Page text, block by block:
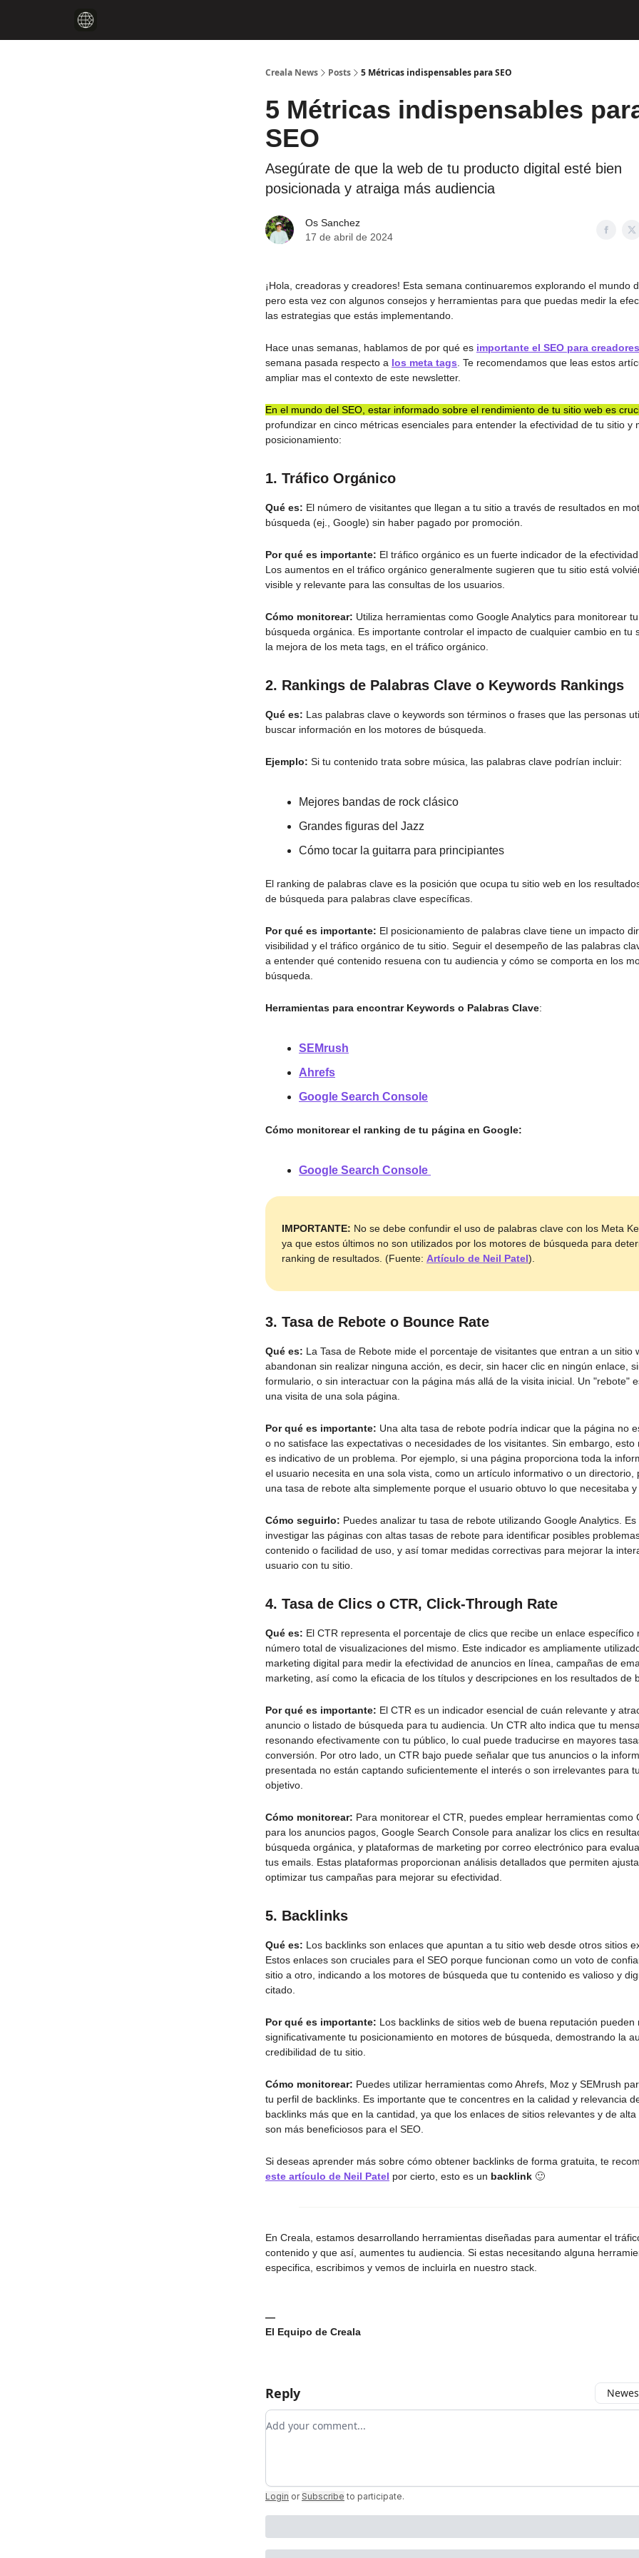
Creala News Posts 5 Métricas indispensables para SEO
5 Métricas indispensables
SEO
Asegúrate de que la web de tu producto digital esté bien
posicionada y atraiga más audiencia
Os Sanchez
17 de abril de 2024
¡Hola, creadoras y creadores! Esta semana continuaremos explorando el mundo
pero esta vez con algunos consejos y herramientas para que puedas medir la
las estrategias que estás implementando.
Hace unas semanas, hablamos de por qué es importante el SEO para creadores
semana pasada respecto a los meta tags . Te recomendamos que leas estos
ampliar mas el contexto de este newsletter.
En el mundo del SEO, estar informado sobre el rendimiento de tu sitio web es
profundizar en cinco métricas esenciales para entender la efectividad de tu sitio y
posicionamiento:
1. Tráfico Orgánico
Qué es: El número de visitantes que llegan a tu sitio a través de resultados en
búsqueda (ej., Google) sin haber pagado por promoción.
Por qué es importante: El tráfico orgánico es un fuerte indicador de la efectividad
Los aumentos en el tráfico orgánico generalmente sugieren que tu sitio está
visible y relevante para las consultas de los usuarios.
Cómo monitorear: Utiliza herramientas como Google Analytics para monitorear
búsqueda orgánica. Es importante controlar el impacto de cualquier cambio en tu
la mejora de los meta tags, en el tráfico orgánico.
2. Rankings de Palabras Clave o Keywords Rankings
Qué es: Las palabras clave o keywords son términos o frases que las personas
buscar información en los motores de búsqueda.
Ejemplo: Si tu contenido trata sobre música, las palabras clave podrían incluir:
Mejores bandas de rock clásico
Grandes figuras del Jazz
Cómo tocar la guitarra para principiantes
El ranking de palabras clave es la posición que ocupa tu sitio web en los
de búsqueda para palabras clave específicas.
Por qué es importante: El posicionamiento de palabras clave tiene un impacto
visibilidad y el tráfico orgánico de tu sitio. Seguir el desempeño de las palabras
a entender qué contenido resuena con tu audiencia y cómo se comporta en los
búsqueda.
Herramientas para encontrar Keywords o Palabras Clave:
SEMrush
Ahrefs
Google Search Console
Cómo monitorear el ranking de tu página en Google:
Google Search Console
IMPORTANTE: No se debe confundir el uso de palabras clave con los Meta
ya que estos últimos no son utilizados por los motores de búsqueda para
ranking de resultados. (Fuente: Artículo de Neil Patel).
3. Tasa de Rebote o Bounce Rate
Qué es: La Tasa de Rebote mide el porcentaje de visitantes que entran a un sitio
abandonan sin realizar ninguna acción, es decir, sin hacer clic en ningún enlace,
formulario, o sin interactuar con la página más allá de la visita inicial. Un "rebote"
una visita de una sola página.
Por qué es importante: Una alta tasa de rebote podría indicar que la página no
o no satisface las expectativas o necesidades de los visitantes. Sin embargo, esto
es indicativo de un problema. Por ejemplo, si una página proporciona toda la
el usuario necesita en una sola vista, como un artículo informativo o un directorio,
una tasa de rebote alta simplemente porque el usuario obtuvo lo que necesitaba y
Cómo seguirlo: Puedes analizar tu tasa de rebote utilizando Google Analytics. Es
investigar las páginas con altas tasas de rebote para identificar posibles
contenido o facilidad de uso, y así tomar medidas correctivas para mejorar la
usuario con tu sitio.
4. Tasa de Clics o CTR, Click-Through Rate
Qué es: El CTR representa el porcentaje de clics que recibe un enlace específico
número total de visualizaciones del mismo. Este indicador es ampliamente
marketing digital para medir la efectividad de anuncios en línea, campañas de
marketing, así como la eficacia de los títulos y descripciones en los resultados de
Por qué es importante: El CTR es un indicador esencial de cuán relevante y
anuncio o listado de búsqueda para tu audiencia. Un CTR alto indica que tu
resonando efectivamente con tu público, lo cual puede traducirse en mayores
conversión. Por otro lado, un CTR bajo puede señalar que tus anuncios o la
presentada no están captando suficientemente el interés o son irrelevantes para
objetivo.
Cómo monitorear: Para monitorear el CTR, puedes emplear herramientas como
para los anuncios pagos, Google Search Console para analizar los clics en
búsqueda orgánica, y plataformas de marketing por correo electrónico para
tus emails. Estas plataformas proporcionan análisis detallados que permiten
optimizar tus campañas para mejorar su efectividad.
5. Backlinks
Qué es: Los backlinks son enlaces que apuntan a tu sitio web desde otros sitios
Estos enlaces son cruciales para el SEO porque funcionan como un voto de
sitio a otro, indicando a los motores de búsqueda que tu contenido es valioso y
citado.
Por qué es importante: Los backlinks de sitios web de buena reputación pueden
significativamente tu posicionamiento en motores de búsqueda, demostrando la
credibilidad de tu sitio.
Cómo monitorear: Puedes utilizar herramientas como Ahrefs, Moz y SEMrush
tu perfil de backlinks. Es importante que te concentres en la calidad y relevancia
backlinks más que en la cantidad, ya que los enlaces de sitios relevantes y de alta
son más beneficiosos para el SEO.
Si deseas aprender más sobre cómo obtener backlinks de forma gratuita, te
este artículo de Neil Patel por cierto, esto es un backlink 🙂
En Creala, estamos desarrollando herramientas diseñadas para aumentar el
contenido y que así, aumentes tu audiencia. Si estas necesitando alguna
especifica, escribimos y vemos de incluirla en nuestro stack.
—
El Equipo de Creala
Reply
Add your comment
Login or Subscribe to participate.